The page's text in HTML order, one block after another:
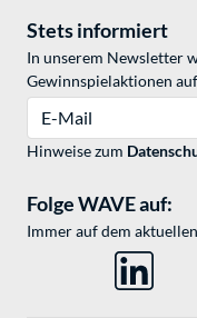
Stets informiert
In unserem Newsletter
Gewinnspielaktionen
Hinweise zum
Folge WAVE auf:
Immer auf dem